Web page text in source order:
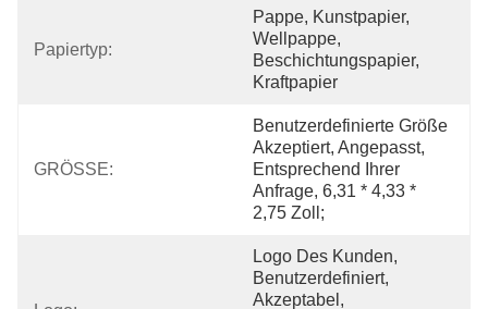
Papiertyp:
Pappe, Kunstpapier,
Wellpappe,
Beschichtungspapier,
Kraftpapier
GRÖSSE:
Benutzerdefinierte Größe
Akzeptiert, Angepasst,
Entsprechend Ihrer
Anfrage, 6,31 * 4,33 *
2,75 Zoll;
Logo Des Kunden,
Benutzerdefiniert,
Akzeptabel,